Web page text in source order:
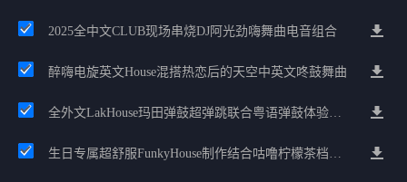
2025全中文CLUB现场串烧DJ阿光劲嗨舞曲电音组合
醉嗨电旋英文House混搭热恋后的天空中英文咚鼓舞曲
全外文LakHouse玛田弹鼓超弹跳联合粤语弹鼓体验经典Prog慢摇车载
生日专属超舒服FunkyHouse制作结合咕噜柠檬茶档抖音串烧